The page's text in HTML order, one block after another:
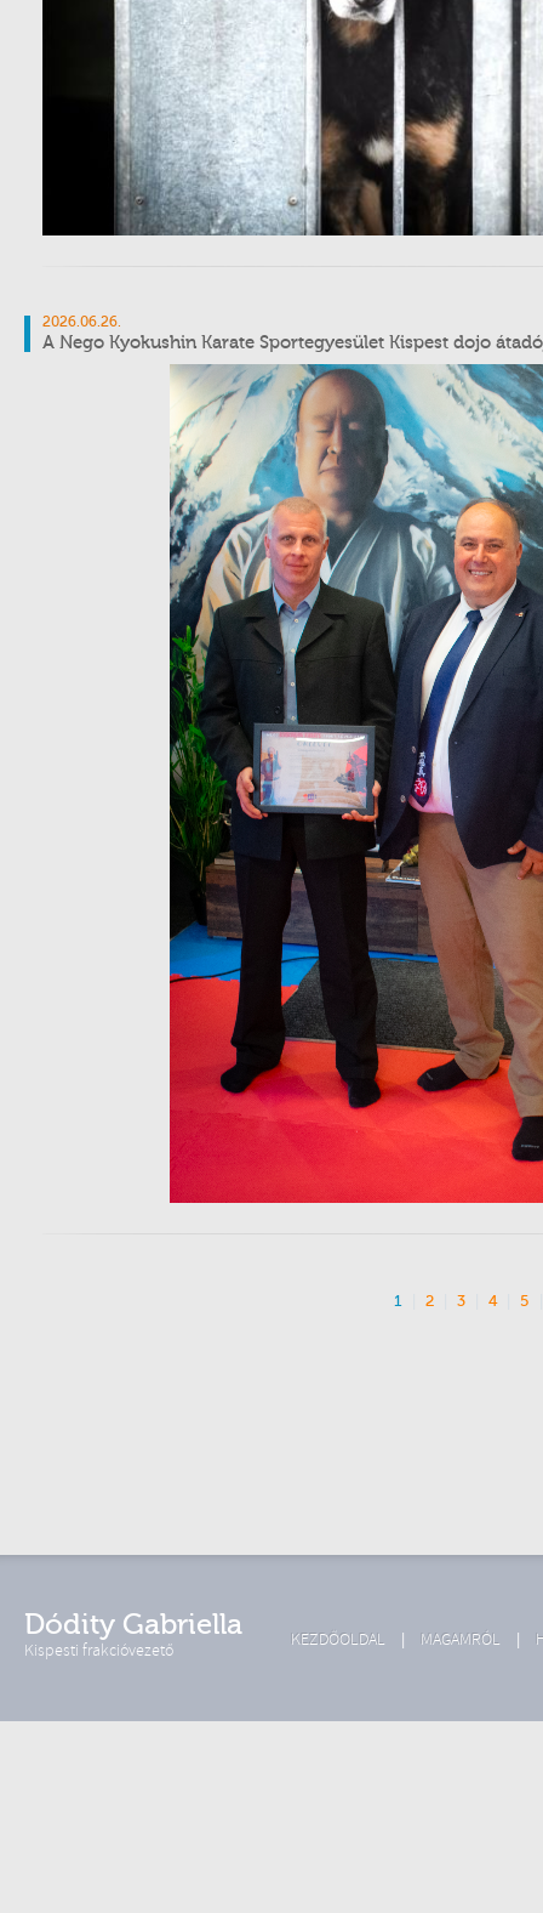
2026.06.26.
A Nego Kyokushin Karate Sportegyesület Kispest dojo
1 2 3 4 5
Dódity Gabriella
Kispesti frakcióvezető
KEZDŐOLDAL MAGAMRÓL